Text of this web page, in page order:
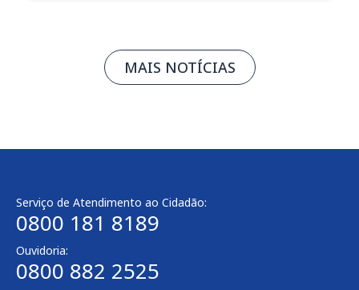
MAIS NOTÍCIAS
Serviço de Atendimento ao Cidadão:
0800 181 8189
Ouvidoria:
0800 882 2525​